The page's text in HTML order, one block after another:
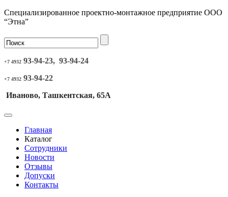
Специализированное проектно-монтажное предприятие ООО
“Этна”
+7 4932 93-94-23, 93-94-24
+7 4932 93-94-22
Иваново, Ташкентская, 65А
Главная
Каталог
Сотрудники
Новости
Отзывы
Допуски
Контакты